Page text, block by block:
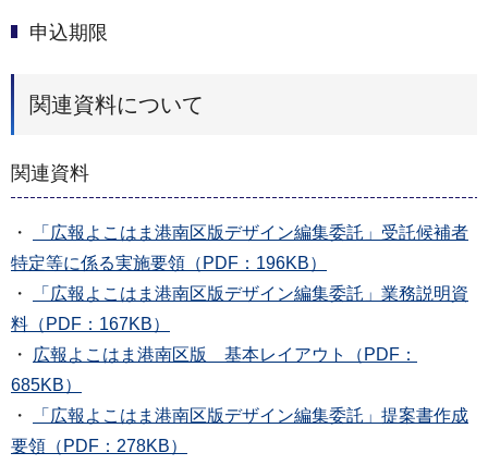
申込期限
関連資料について
関連資料
・
「広報よこはま港南区版デザイン編集委託」受託候補者
特定等に係る実施要領（PDF：196KB）
・
「広報よこはま港南区版デザイン編集委託」業務説明資
料（PDF：167KB）
・
広報よこはま港南区版 基本レイアウト（PDF：
685KB）
・
「広報よこはま港南区版デザイン編集委託」提案書作成
要領（PDF：278KB）